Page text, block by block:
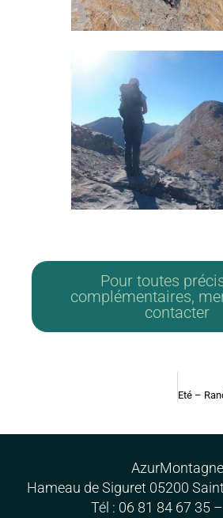
Pour toutes
complémentaires,
contacter
AzurMontagne
Hameau de Siguret 05200
Tél : 06 81 84 67 35